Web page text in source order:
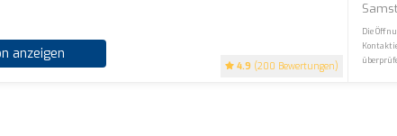
4.9 (200 Bewertungen)
anzeigen
Die